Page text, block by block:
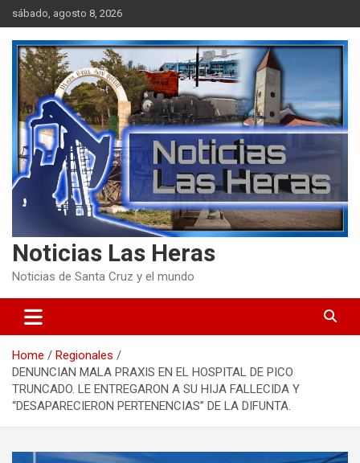
Skip
to
content
sábado, agosto 8, 2026
Noticias Las Heras
Noticias de Santa Cruz y el mundo
Home
Regionales
DENUNCIAN MALA PRAXIS EN EL HOSPITAL DE PICO
TRUNCADO. LE ENTREGARON A SU HIJA FALLECIDA Y
“DESAPARECIERON PERTENENCIAS” DE LA DIFUNTA.